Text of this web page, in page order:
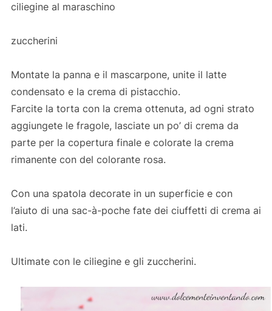
ciliegine al maraschino
zuccherini
Montate la panna e il mascarpone, unite il latte
condensato e la crema di pistacchio.
Farcite la torta con la crema ottenuta, ad ogni strato
aggiungete le fragole, lasciate un po’ di crema da
parte per la copertura finale e colorate la crema
rimanente con del colorante rosa.
Con una spatola decorate in un superficie e con
l’aiuto di una sac-à-poche fate dei ciuffetti di crema ai
lati.
Ultimate con le ciliegine e gli zuccherini.